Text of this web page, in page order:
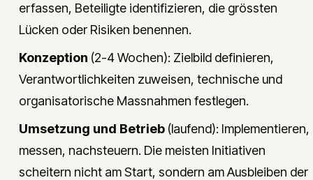
erfassen, Beteiligte identifizieren, die grössten
Lücken oder Risiken benennen.
Konzeption (2-4 Wochen): Zielbild definieren,
Verantwortlichkeiten zuweisen, technische und
organisatorische Massnahmen festlegen.
Umsetzung und Betrieb (laufend): Implementieren,
messen, nachsteuern. Die meisten Initiativen
scheitern nicht am Start, sondern am Ausbleiben der